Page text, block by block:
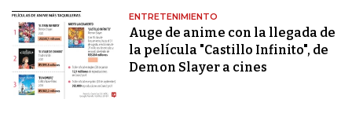
ENTRETENIMIENTO
Auge de anime con la llegada de
la película "Castillo Infinito", de
Demon Slayer a cines